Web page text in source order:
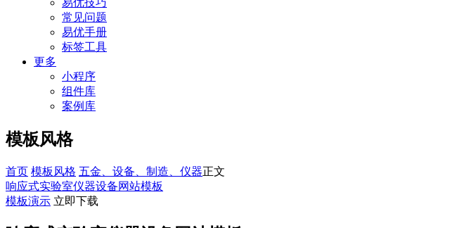
易优技巧
常见问题
易优手册
标签工具
更多
小程序
组件库
案例库
模板风格
首页 模板风格 五金、设备、制造、仪器正文
响应式实验室仪器设备网站模板
模板演示 立即下载